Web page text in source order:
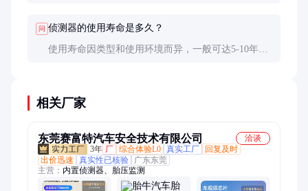
问 侦测器的使用寿命是多久？
使用寿命因类型和使用环境而异，一般可达5-10年。
相关厂家
东莞赛富特汽车安全技术有限公司
洽谈
3年 厂 综合体验L0 真实工厂
回复及时
出价迅速
真实性已核验
广东东莞
主营： 内置侦测器、胎压监测